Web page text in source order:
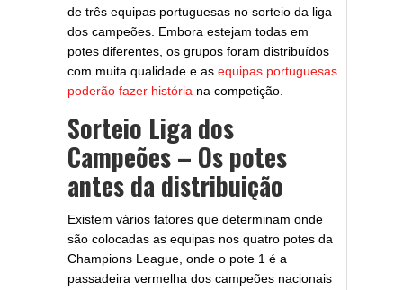
de três equipas portuguesas no sorteio da liga
dos campeões. Embora estejam todas em
potes diferentes, os grupos foram distribuídos
com muita qualidade e as equipas portuguesas
poderão fazer história na competição.
Sorteio Liga dos
Campeões – Os potes
antes da distribuição
Existem vários fatores que determinam onde
são colocadas as equipas nos quatro potes da
Champions League, onde o pote 1 é a
passadeira vermelha dos campeões nacionais